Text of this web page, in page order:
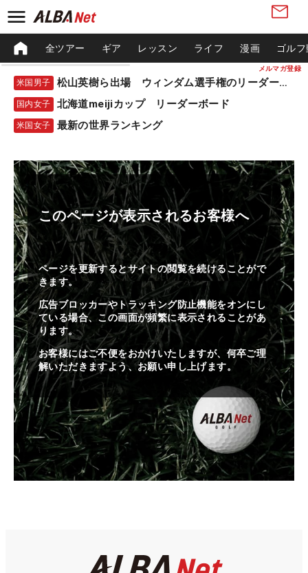
メルマガ登録
全ツアー ギア レッスン ライフ 漫画 ゴル
米国男子 松山英樹ら出場 ウィンダム選手権のリーダーボード
国内女子 北海道meijiカップ リーダーボード
米国女子 最新の世界ランキング
このページが表示されるお客様へ
ページを更新するとサイトの閲覧を続けることがで
きます。
広告ブロッカーやトラッキング防止機能をオンにし
ている場合、この画面が頻繁に表示されることがあ
ります。
お客様にはご不便をおかけいたしますが、何卒ご理
解いただきますよう、お願い申し上げます。